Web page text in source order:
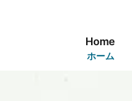
Home
ホーム